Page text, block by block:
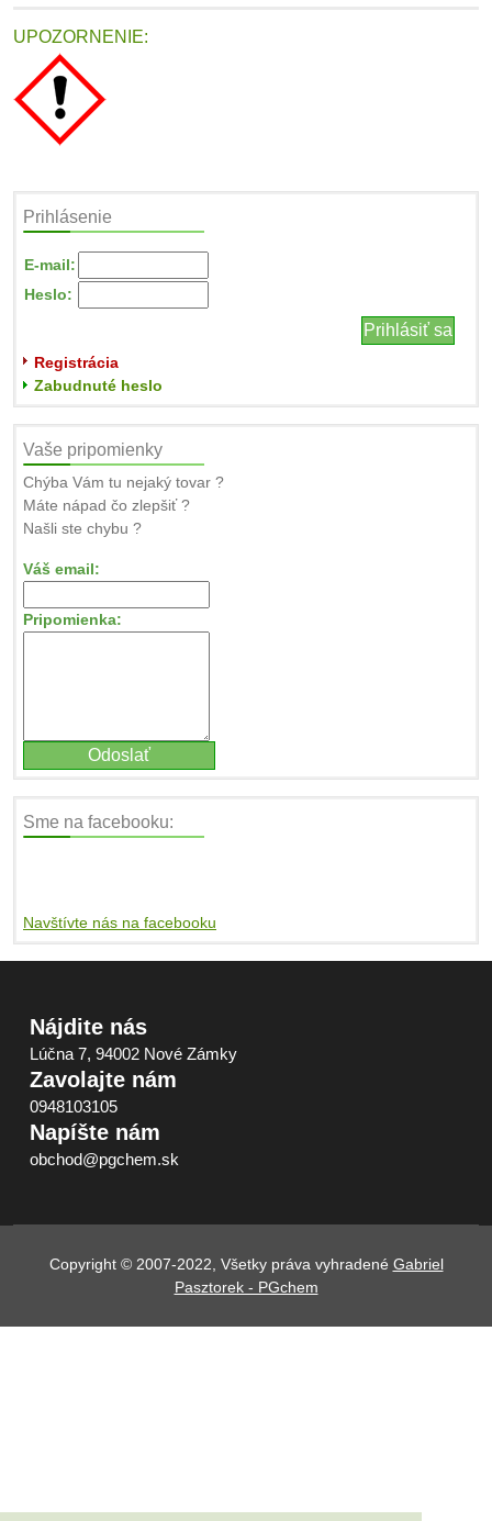
UPOZORNENIE:
Prihlásenie
E-mail:
Heslo:
Registrácia
Zabudnuté heslo
Vaše pripomienky
Chýba Vám tu nejaký tovar ?
Máte nápad čo zlepšiť ?
Našli ste chybu ?
Váš email:
Pripomienka:
Sme na facebooku:
Navštívte nás na facebooku
Nájdite nás
Lúčna 7, 94002 Nové Zámky
Zavolajte nám
0948103105
Napíšte nám
obchod@pgchem.sk
Copyright © 2007-2022, Všetky práva vyhradené Gabriel
Pasztorek - PGchem